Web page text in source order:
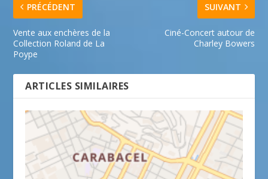
PRÉCÉDENT
Vente aux enchères de la
Collection Roland de La
Poype
SUIVANT
Ciné-Concert autour de
Charley Bowers
ARTICLES SIMILAIRES